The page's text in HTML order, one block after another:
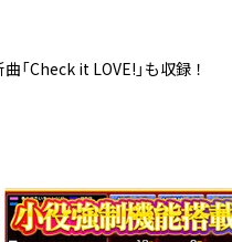
「Check it LOVE!」も収録！